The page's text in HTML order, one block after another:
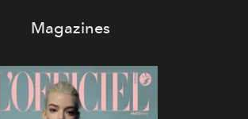
Magazines